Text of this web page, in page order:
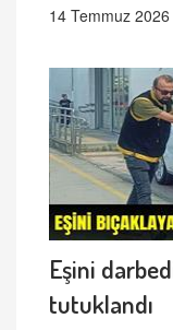
14 Temmuz 2026
Eşini
tutuklandı